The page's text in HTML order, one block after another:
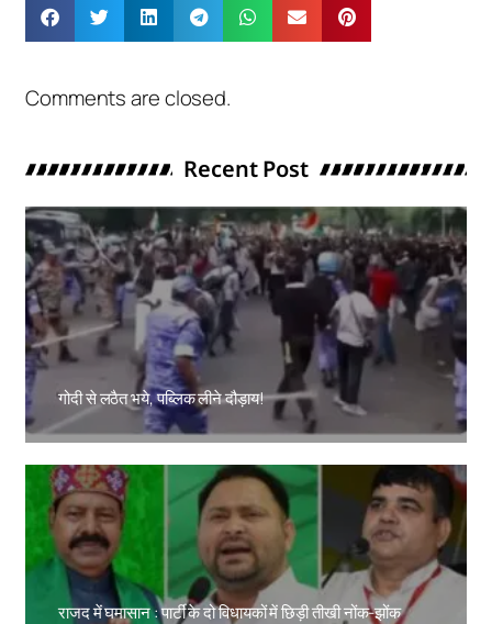
Comments are closed.
Recent Post
गोदी से लठैत भये, पब्लिक लीने दौड़ाय!
Amit Lekh
राजद में घमासान : पार्टी के दो विधायकों में छिड़ी तीखी नोंक-झोंक